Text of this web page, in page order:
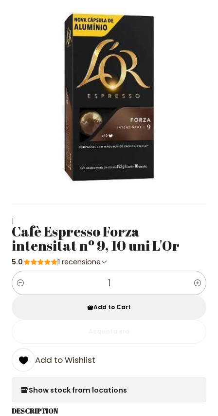
|
Cafè Espresso Forza
intensitat nº 9, 10 uni L'Or
5.0 1 recensione
Quantity
Add to Cart
Add to Wishlist
Show stock from locations
DESCRIPTION